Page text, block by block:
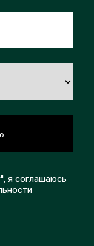
я соглашаюсь